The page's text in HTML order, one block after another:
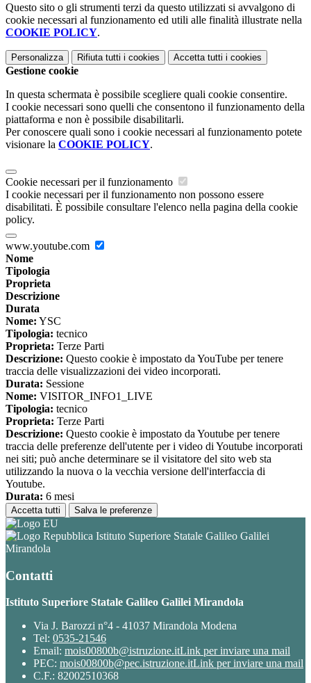
Questo sito o gli strumenti terzi da questo utilizzati si avvalgono di
cookie necessari al funzionamento ed utili alle finalità illustrate nella
COOKIE POLICY.
Personalizza Rifiuta tutti i cookies Accetta tutti i cookies
Gestione cookie
In questa schermata è possibile scegliere quali cookie consentire.
I cookie necessari sono quelli che consentono il funzionamento della
piattaforma e non è possibile disabilitarli.
Per conoscere quali sono i cookie necessari al funzionamento potete
visionare la COOKIE POLICY.
Cookie necessari per il funzionamento
I cookie necessari per il funzionamento non possono essere
disabilitati. È possibile consultare l'elenco nella pagina della cookie
policy.
www.youtube.com
Nome
Tipologia
Proprieta
Descrizione
Durata
Nome: YSC
Tipologia: tecnico
Proprieta: Terze Parti
Descrizione: Questo cookie è impostato da YouTube per tenere
traccia delle visualizzazioni dei video incorporati.
Durata: Sessione
Nome: VISITOR_INFO1_LIVE
Tipologia: tecnico
Proprieta: Terze Parti
Descrizione: Questo cookie è impostato da Youtube per tenere
traccia delle preferenze dell'utente per i video di Youtube incorporati
nei siti; può anche determinare se il visitatore del sito web sta
utilizzando la nuova o la vecchia versione dell'interfaccia di
Youtube.
Durata: 6 mesi
Accetta tutti Salva le preferenze
Istituto Superiore Statale Galileo Galilei
Mirandola
Contatti
Istituto Superiore Statale Galileo Galilei Mirandola
Via J. Barozzi n°4 - 41037 Mirandola Modena
Tel: 0535-21546
Email: mois00800b@istruzione.itLink per inviare una mail
PEC: mois00800b@pec.istruzione.itLink per inviare una mail
C.F.: 82002510368